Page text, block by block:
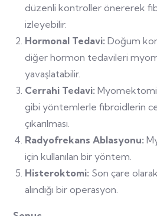
düzenli kontroller önererek
izleyebilir.
Hormonal Tedavi: Doğum
diğer hormon tedavileri
yavaşlatabilir.
Cerrahi Tedavi:
gibi yöntemlerle fibroidlerin
çıkarılması.
Radyofrekans Ablasyonu:
için kullanılan bir yöntem.
Histeroktomi: Son çare
alındığı bir operasyon.